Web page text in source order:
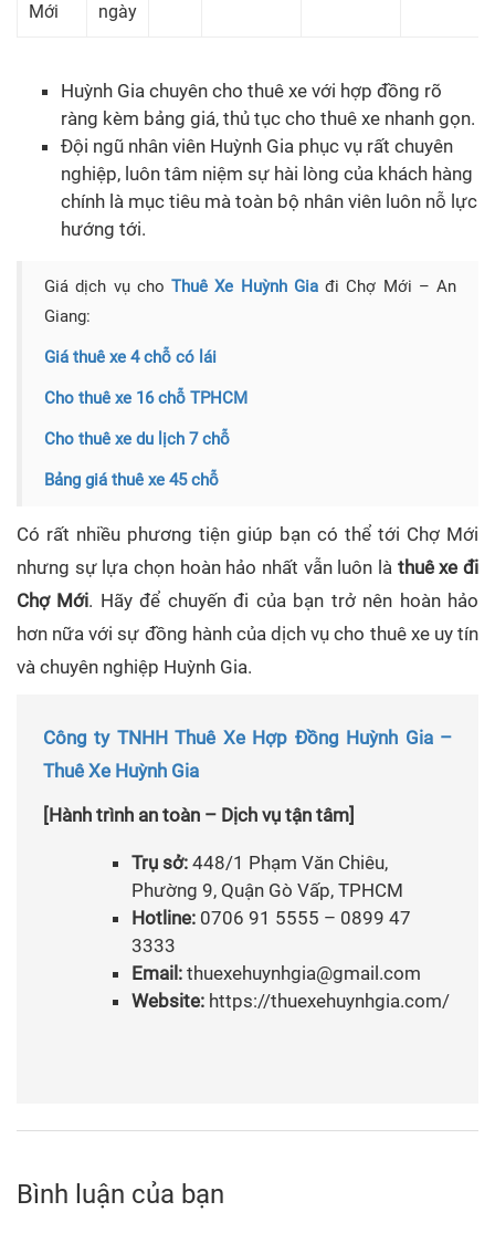
Mới
ngày
Huỳnh Gia chuyên cho thuê xe với hợp đồng rõ
ràng kèm bảng giá, thủ tục cho thuê xe nhanh gọn.
Đội ngũ nhân viên Huỳnh Gia phục vụ rất chuyên
nghiệp, luôn tâm niệm sự hài lòng của khách hàng
chính là mục tiêu mà toàn bộ nhân viên luôn nỗ lực
hướng tới.
Giá dịch vụ cho Thuê Xe Huỳnh Giađi Chợ Mới – An
Giang:
Giá thuê xe 4 chỗ có lái
Cho thuê xe 16 chỗ TPHCM
Cho thuê xe du lịch 7 chỗ
Bảng giá thuê xe 45 chỗ
Có rất nhiều phương tiện giúp bạn có thể tới Chợ Mới
nhưng sự lựa chọn hoàn hảo nhất vẫn luôn là thuê xe đi
Chợ Mới. Hãy để chuyến đi của bạn trở nên hoàn hảo
hơn nữa với sự đồng hành của dịch vụ cho thuê xe uy tín
và chuyên nghiệp Huỳnh Gia.
Công ty TNHH Thuê Xe Hợp Đồng Huỳnh Gia –
Thuê Xe Huỳnh Gia
[Hành trình an toàn – Dịch vụ tận tâm]
Trụ sở: 448/1 Phạm Văn Chiêu,
Phường 9, Quận Gò Vấp, TPHCM
Hotline: 0706 91 5555 – 0899 47
3333
Email: thuexehuynhgia@gmail.com
Website: https://thuexehuynhgia.com/
Bình luận của bạn